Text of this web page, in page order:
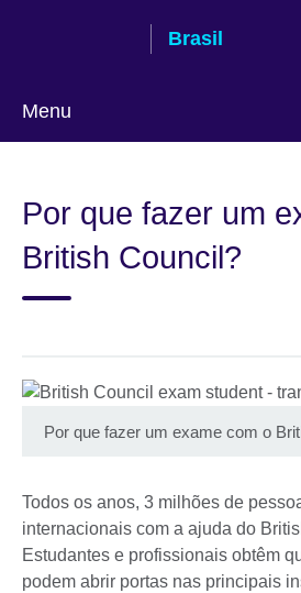
Brasil
Menu
language
Por que fazer um
British Council?
Por que fazer um exame com o
Todos os anos, 3 milhões de
internacionais com a ajuda do
Estudantes e profissionais obtêm
podem abrir portas nas principais